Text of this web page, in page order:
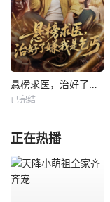
悬榜求医，治好了嫌我是乞丐
已完结
正在热播